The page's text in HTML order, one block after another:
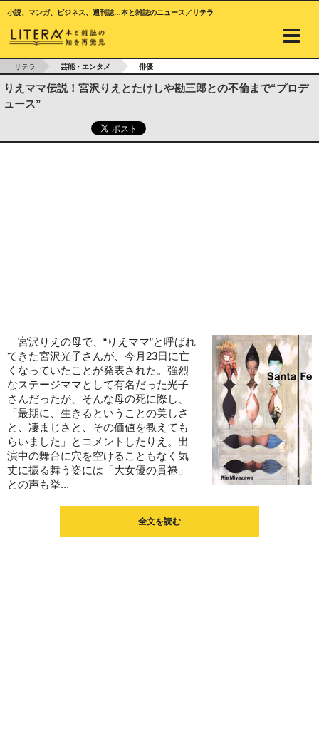
小説、マンガ、ビジネス、週刊誌…本と雑誌のニュース／リテラ
リテラ 芸能・エンタメ 俳優
りえママ伝説！宮沢りえとたけしや勘三郎との不倫まで“プロデ
ュース”
宮沢りえの母で、“りえママ”と呼ばれ
てきた宮沢光子さんが、今月23日に亡
くなっていたことが発表された。強烈
なステージママとして有名だった光子
さんだったが、そんな母の死に際し、
「最期に、生きるということの美しさ
と、凄まじさと、その価値を教えても
らいました」とコメントしたりえ。出
演中の舞台に穴を空けることもなく気
丈に振る舞う姿には「大女優の貫禄」
との声も挙...
全文を読む